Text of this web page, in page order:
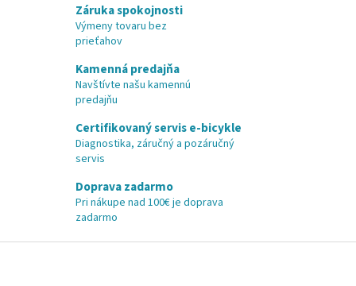
Záruka spokojnosti
Výmeny tovaru bez
prieťahov
Kamenná predajňa
Navštívte našu kamennú
predajňu
Certifikovaný servis e-bicykle
Diagnostika, záručný a pozáručný
servis
Doprava zadarmo
Pri nákupe nad 100€ je doprava
zadarmo